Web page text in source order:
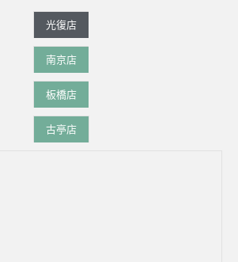
光復店
南京店
板橋店
古亭店